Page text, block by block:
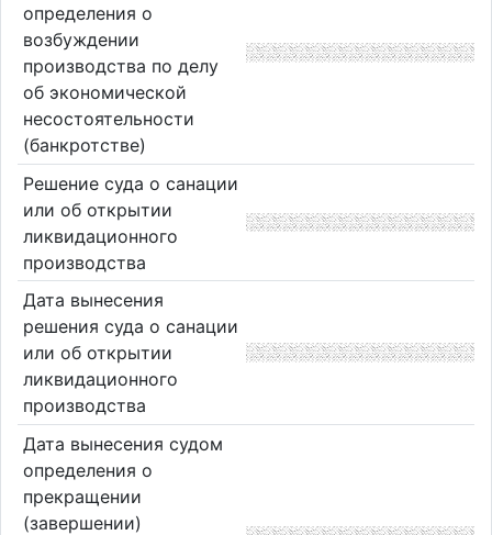
определения о
возбуждении
производства по делу
об экономической
несостоятельности
(банкротстве)
Решение суда о санации
или об открытии
ликвидационного
производства
Дата вынесения
решения суда о санации
или об открытии
ликвидационного
производства
Дата вынесения судом
определения о
прекращении
(завершении)